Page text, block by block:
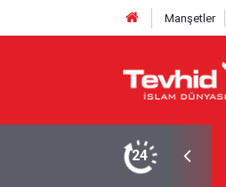
Manşetler
24
genel çerçeve belirlendi